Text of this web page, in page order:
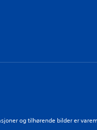
og tilhørende bilder er